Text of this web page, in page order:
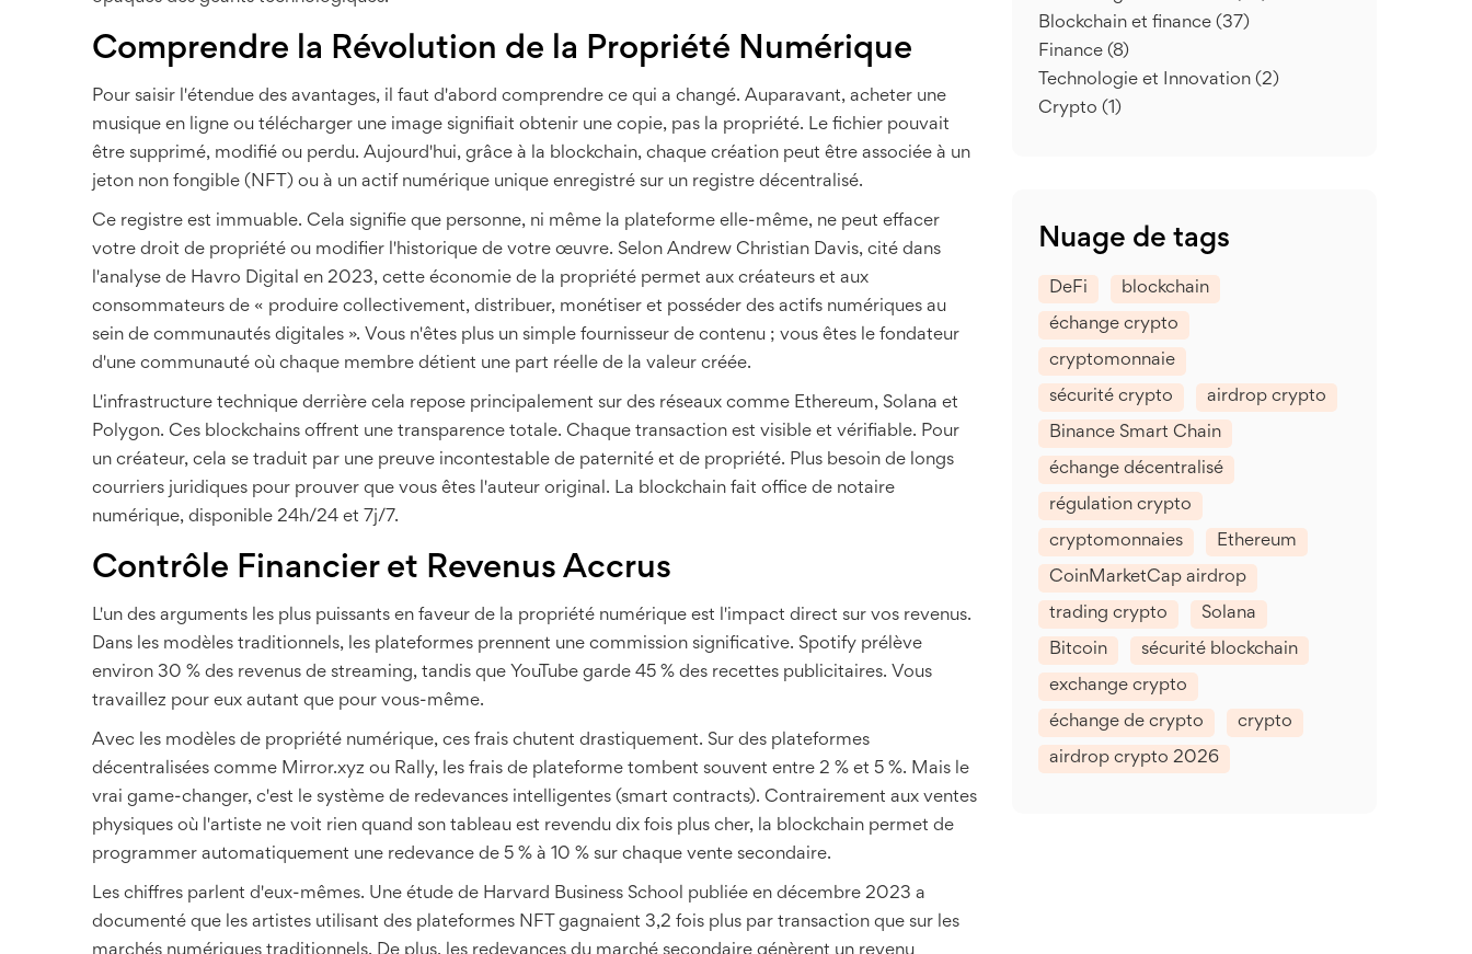
Comprendre la Révolution de la Propriété Numérique
Pour saisir l'étendue des avantages, il faut d'abord comprendre ce qui a changé. Auparavant, acheter une
musique en ligne ou télécharger une image signifiait obtenir une copie, pas la propriété. Le fichier pouvait
être supprimé, modifié ou perdu. Aujourd'hui, grâce à la blockchain, chaque création peut être associée à un
jeton non fongible (NFT) ou à un actif numérique unique enregistré sur un registre décentralisé.
Ce registre est immuable. Cela signifie que personne, ni même la plateforme elle-même, ne peut effacer
votre droit de propriété ou modifier l'historique de votre œuvre. Selon Andrew Christian Davis, cité dans
l'analyse de Havro Digital en 2023, cette économie de la propriété permet aux créateurs et aux
consommateurs de « produire collectivement, distribuer, monétiser et posséder des actifs numériques au
sein de communautés digitales ». Vous n'êtes plus un simple fournisseur de contenu ; vous êtes le fondateur
d'une communauté où chaque membre détient une part réelle de la valeur créée.
L'infrastructure technique derrière cela repose principalement sur des réseaux comme Ethereum, Solana et
Polygon. Ces blockchains offrent une transparence totale. Chaque transaction est visible et vérifiable. Pour
un créateur, cela se traduit par une preuve incontestable de paternité et de propriété. Plus besoin de longs
courriers juridiques pour prouver que vous êtes l'auteur original. La blockchain fait office de notaire
numérique, disponible 24h/24 et 7j/7.
Contrôle Financier et Revenus Accrus
L'un des arguments les plus puissants en faveur de la propriété numérique est l'impact direct sur vos revenus.
Dans les modèles traditionnels, les plateformes prennent une commission significative. Spotify prélève
environ 30 % des revenus de streaming, tandis que YouTube garde 45 % des recettes publicitaires. Vous
travaillez pour eux autant que pour vous-même.
Avec les modèles de propriété numérique, ces frais chutent drastiquement. Sur des plateformes
décentralisées comme Mirror.xyz ou Rally, les frais de plateforme tombent souvent entre 2 % et 5 %. Mais le
vrai game-changer, c'est le système de redevances intelligentes (smart contracts). Contrairement aux ventes
physiques où l'artiste ne voit rien quand son tableau est revendu dix fois plus cher, la blockchain permet de
programmer automatiquement une redevance de 5 % à 10 % sur chaque vente secondaire.
Les chiffres parlent d'eux-mêmes. Une étude de Harvard Business School publiée en décembre 2023 a
documenté que les artistes utilisant des plateformes NFT gagnaient 3,2 fois plus par transaction que sur les
Blockchain et finance (37)
Finance (8)
Technologie et Innovation (2)
Crypto (1)
Nuage de tags
DeFi blockchain
échange crypto
cryptomonnaie
sécurité crypto airdrop crypto
Binance Smart Chain
échange décentralisé
régulation crypto
cryptomonnaies Ethereum
CoinMarketCap airdrop
trading crypto Solana
Bitcoin sécurité blockchain
exchange crypto
échange de crypto crypto
airdrop crypto 2026